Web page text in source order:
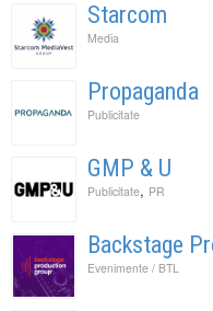
Starcom
Media
Propaganda
Publicitate
GMP & U
Publicitate, PR
Backstage
Evenimente / BTL